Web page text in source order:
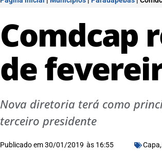
Comdcap
de
Nova diretoria terá como
terceiro presidente
Publicado em30/01/2019 às 16:55 Capa,